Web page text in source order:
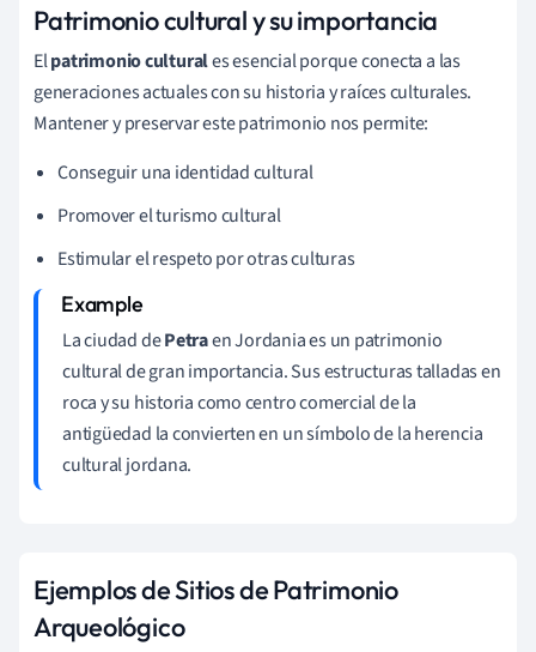
Patrimonio cultural y su importancia
Elpatrimonio culturales esencial porque conecta a las
generaciones actuales con su historia y raíces culturales.
Mantener y preservar este patrimonio nos permite:
Conseguir una identidad cultural
Promover el turismo cultural
Estimular el respeto por otras culturas
La ciudad dePetraen Jordania es un patrimonio
cultural de gran importancia. Sus estructuras talladas en
roca y su historia como centro comercial de la
antigüedad la convierten en un símbolo de la herencia
cultural jordana.
Ejemplos de Sitios de Patrimonio
Arqueológico